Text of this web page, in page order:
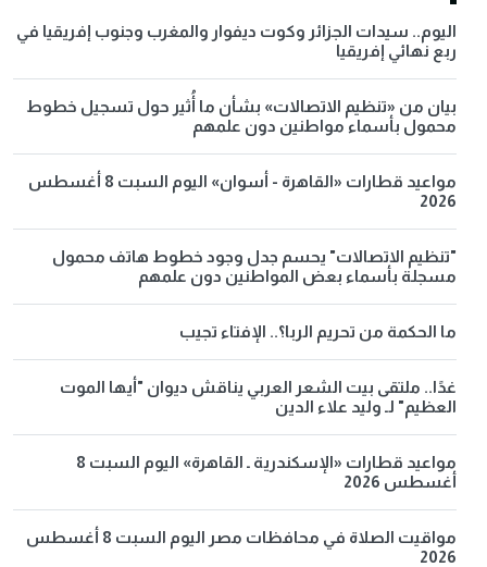
اليوم.. سيدات الجزائر وكوت ديفوار والمغرب وجنوب إفريقيا في
ربع نهائي إفريقيا
بيان من «تنظيم الاتصالات» بشأن ما أُثير حول تسجيل خطوط
محمول بأسماء مواطنين دون علمهم
مواعيد قطارات «القاهرة - أسوان» اليوم السبت 8 أغسطس
2026
"تنظيم الاتصالات" يحسم جدل وجود خطوط هاتف محمول
مسجلة بأسماء بعض المواطنين دون علمهم
ما الحكمة من تحريم الربا؟.. الإفتاء تجيب
غدًا.. ملتقى بيت الشعر العربي يناقش ديوان "أيها الموت
العظيم" لـ وليد علاء الدين
مواعيد قطارات «الإسكندرية ـ القاهرة» اليوم السبت 8
أغسطس 2026
مواقيت الصلاة في محافظات مصر اليوم السبت 8 أغسطس
2026